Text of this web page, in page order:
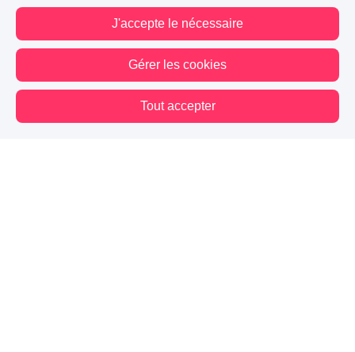
J'accepte le nécessaire
Gérer les cookies
Tout accepter